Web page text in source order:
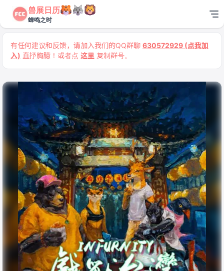
兽展日历
蝉鸣之时
有任何建议和反馈，请加入我们的QQ群聊 630572929 (点我加
入) 直抒胸臆！或者点 这里 复制群号。